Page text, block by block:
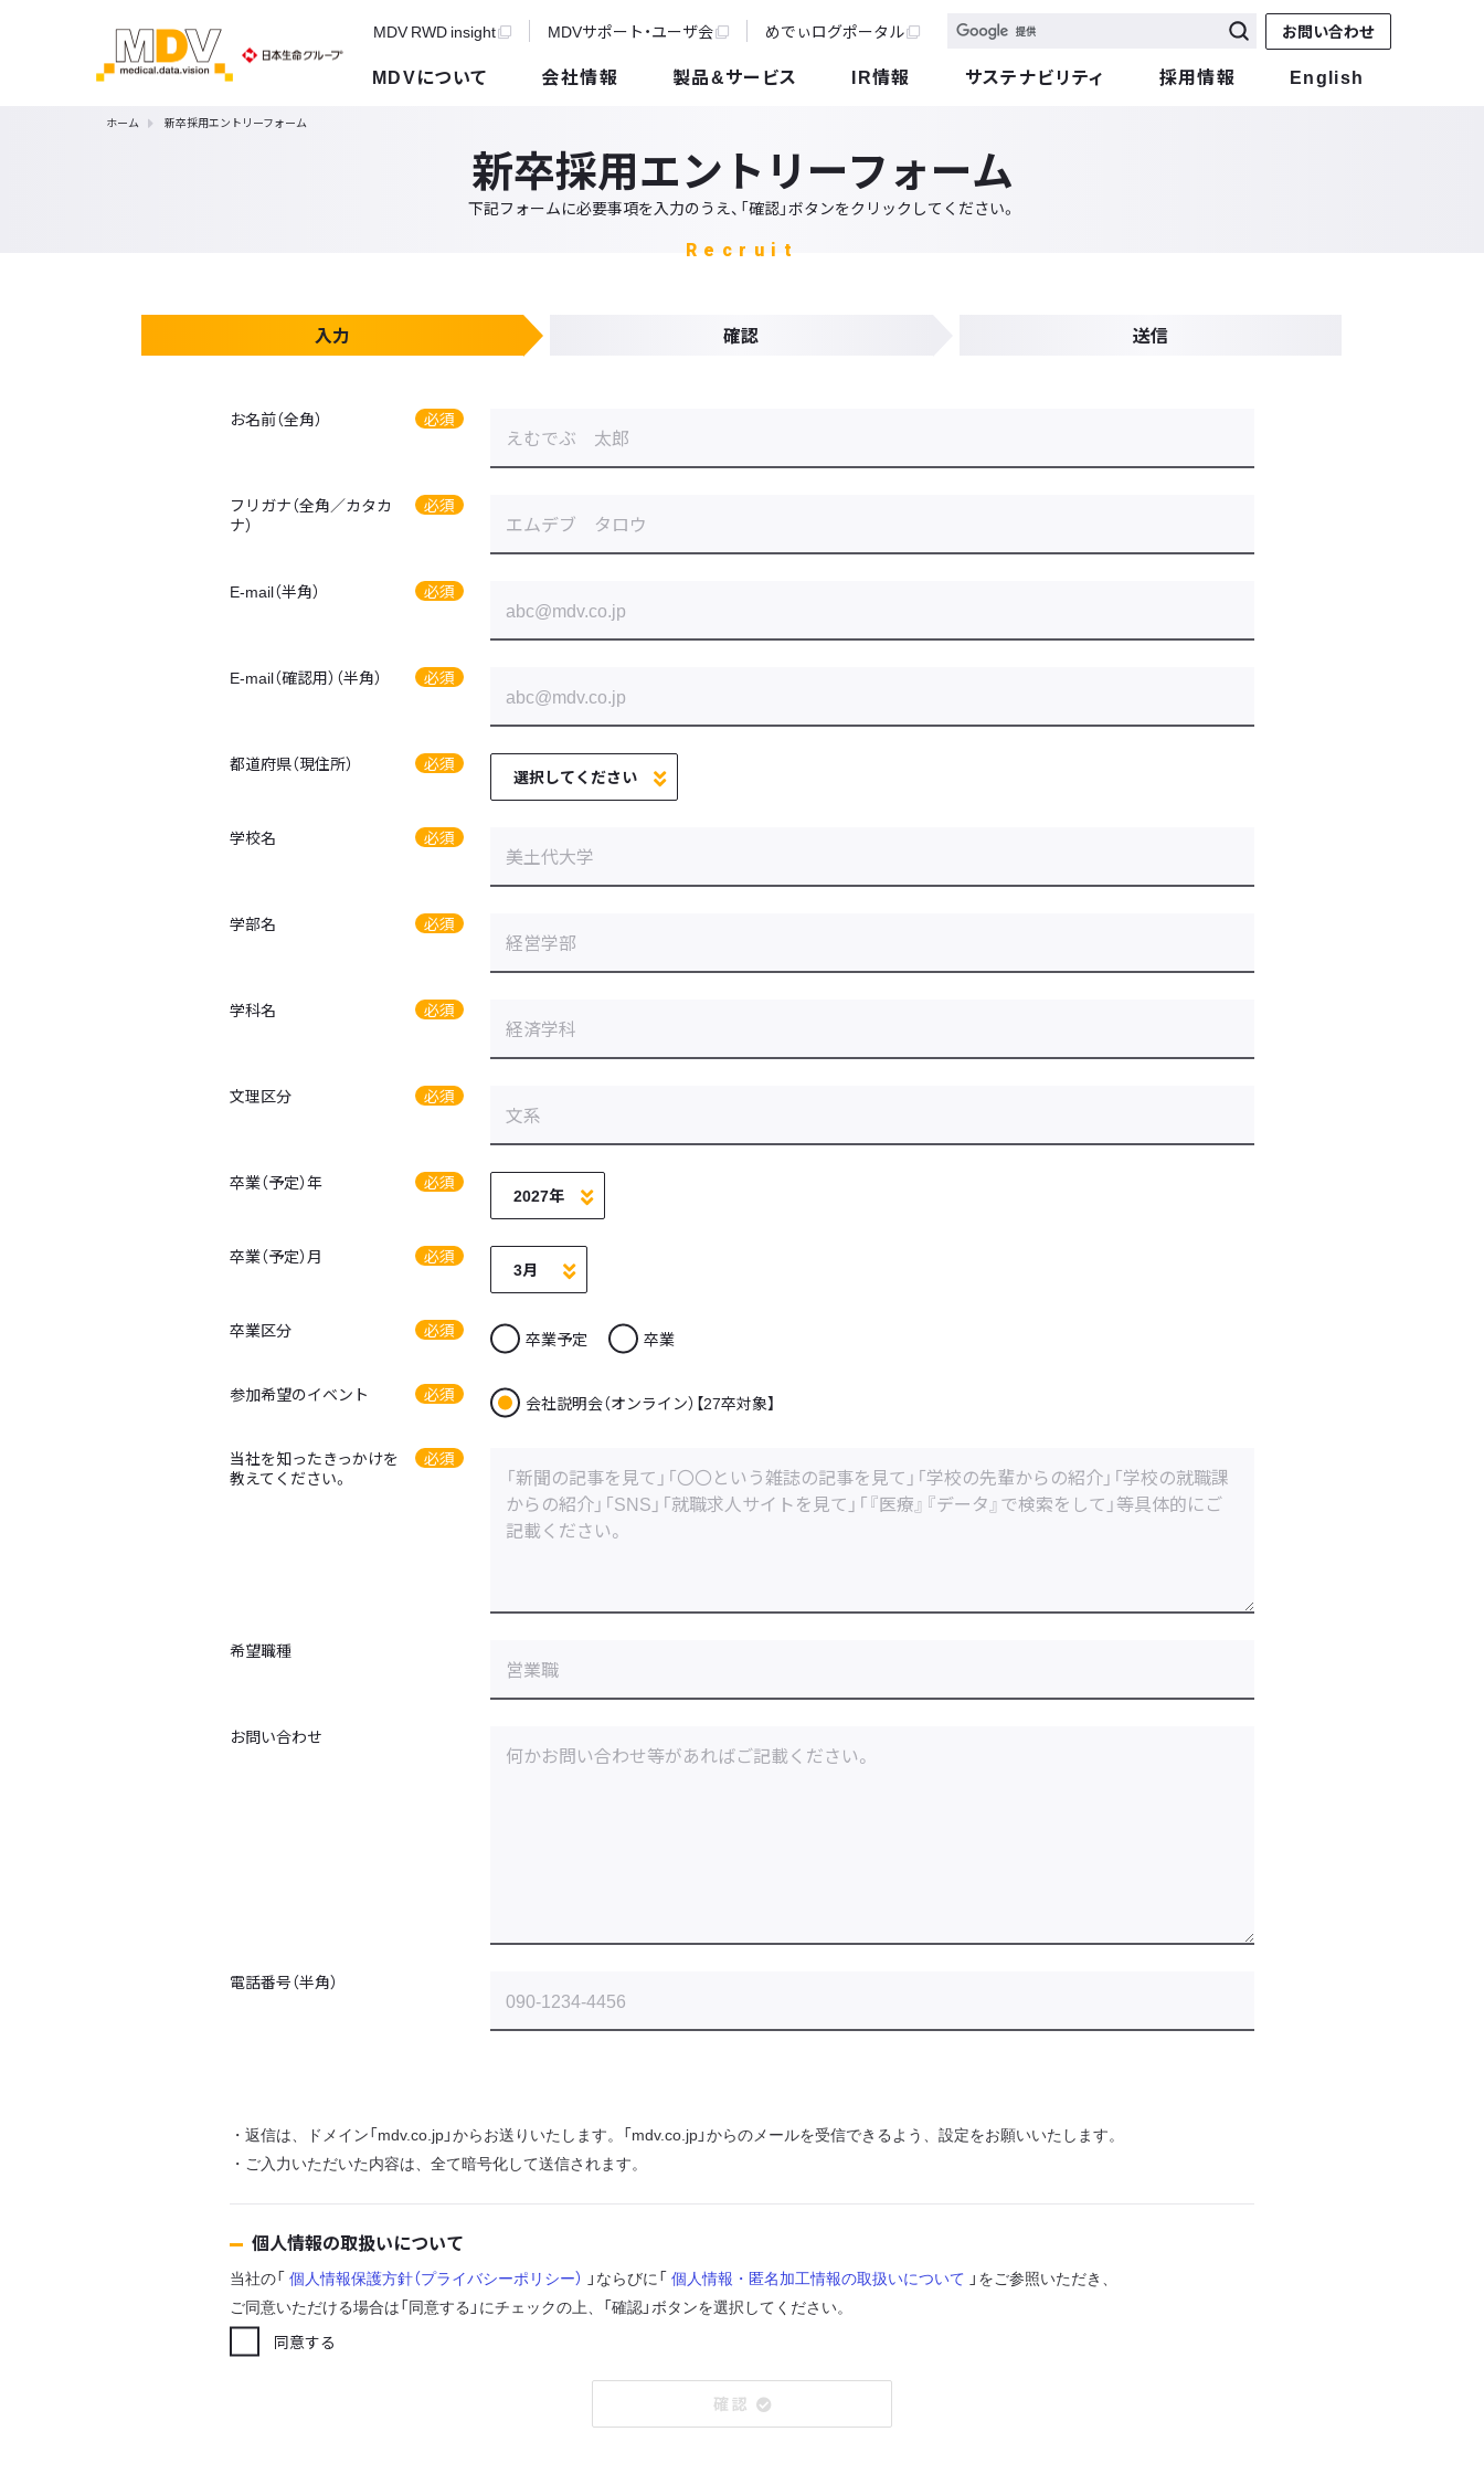
MDV RWD insight MDVサポート・ユーザ会 めでぃログポータル お問い合わせ
MDVについて 会社情報 製品&サービス IR情報 サステナビリティ 採用情報 English
ホーム 新卒採用エントリーフォーム
新卒採用エントリーフォーム
下記フォームに必要事項を入力のうえ、「確認」ボタンをクリックしてください。
Recruit
入力 確認 送信
お名前（全角） 必須
フリガナ（全角／カタカ
ナ）
必須
E-mail（半角） 必須
E-mail（確認用）（半角） 必須
都道府県（現住所） 必須
学校名 必須
学部名 必須
学科名 必須
文理区分 必須
卒業（予定）年 必須
卒業（予定）月 必須
卒業区分 必須 卒業予定 卒業
参加希望のイベント 必須 会社説明会（オンライン）【27卒対象】
当社を知ったきっかけを
教えてください。
必須
希望職種
お問い合わせ
電話番号（半角）
・返信は、ドメイン「mdv.co.jp」からお送りいたします。「mdv.co.jp」からのメールを受信できるよう、設定をお願いいたします。
・ご入力いただいた内容は、全て暗号化して送信されます。
個人情報の取扱いについて
当社の「 個人情報保護方針（プライバシーポリシー） 」ならびに「 個人情報・匿名加工情報の取扱いについて 」をご参照いただき、
ご同意いただける場合は「同意する」にチェックの上、「確認」ボタンを選択してください。
同意する
確 認